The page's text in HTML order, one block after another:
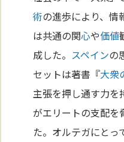
術の進歩により、情
は共通の関心や価値
成した。 スペインの
セットは著書『大衆
主張を押し通す力を
がエリートの支配を
た。オルテガにとっ